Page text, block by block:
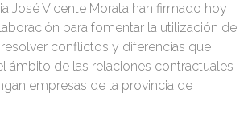
José Vicente Morata han firmado hoy
para fomentar la utilización de
conflictos y diferencias que
ámbito de las relaciones contractuales
empresas de la provincia de